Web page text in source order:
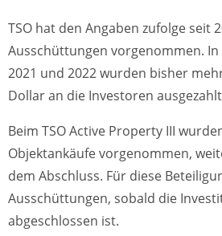
TSO hat den Angaben zufolge seit
Ausschüttungen vorgenommen. In
2021 und 2022 wurden bisher
Dollar an die Investoren
Beim TSO Active Property III
Objektankäufe vorgenommen,
dem Abschluss. Für diese
Ausschüttungen, sobald die
abgeschlossen ist.